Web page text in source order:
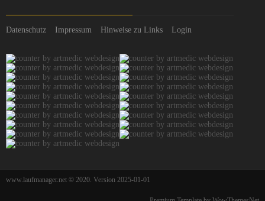
Datenschutz Impressum Hinweise zu Links Login
www.laufmanager.net © 2020. Version 2025-01-01